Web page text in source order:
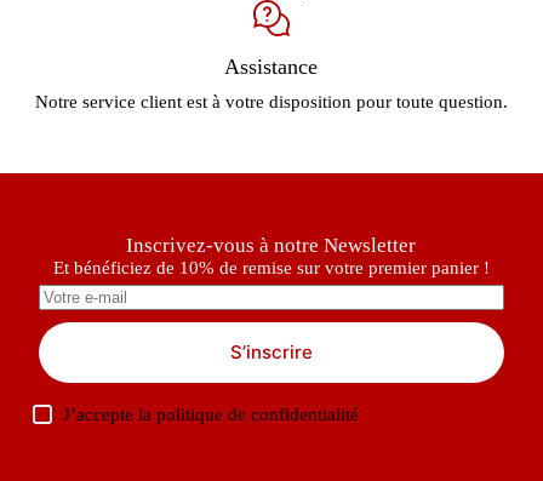
Assistance
Notre service client est à votre disposition pour toute question.
Inscrivez-vous à notre Newsletter
Et bénéficiez de 10% de remise sur votre premier panier !
S’inscrire
J’accepte lapolitique de confidentialité